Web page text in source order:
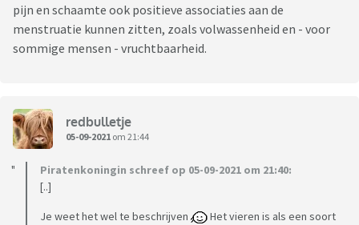
pijn en schaamte ook positieve associaties aan de
menstruatie kunnen zitten, zoals volwassenheid en - voor
sommige mensen - vruchtbaarheid.
redbulletje
05-09-2021 om 21:44
Piratenkoningin schreef op 05-09-2021 om 21:40:
[..]
Je weet het wel te beschrijven
Het vieren is als een soort